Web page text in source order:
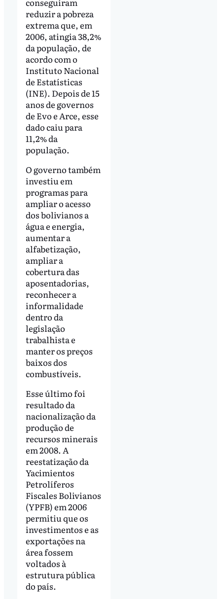
reduzir a pobreza
extrema que, em
2006, atingia 38,2%
da população, de
acordo com o
Instituto Nacional
de Estatísticas
(INE). Depois de 15
anos de governos
de Evo e Arce, esse
dado caiu para
11,2% da
população.
O governo também
investiu em
programas para
ampliar o acesso
dos bolivianos a
água e energia,
aumentar a
alfabetização,
ampliar a
cobertura das
aposentadorias,
reconhecer a
informalidade
dentro da
legislação
trabalhista e
manter os preços
baixos dos
combustíveis.
Esse último foi
resultado da
nacionalização da
produção de
recursos minerais
em 2008. A
reestatização da
Yacimientos
Petrolíferos
Fiscales Bolivianos
(YPFB) em 2006
permitiu que os
investimentos e as
exportações na
área fossem
voltados à
estrutura pública
do país.